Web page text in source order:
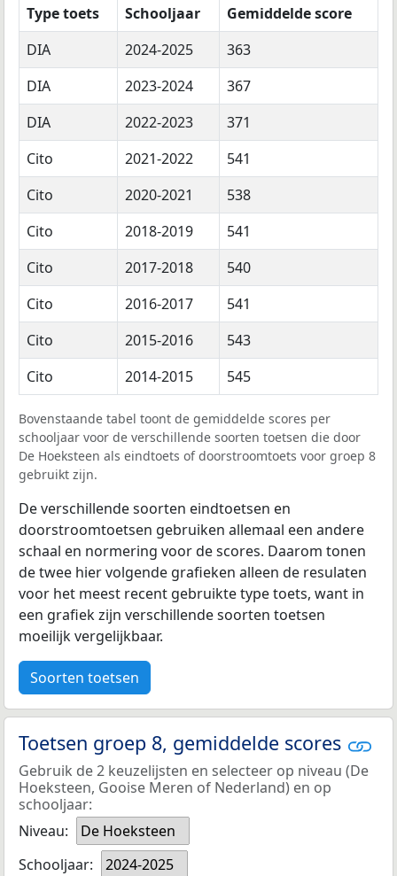
Type toets
Schooljaar
Gemiddelde score
DIA
2024-2025
363
DIA
2023-2024
367
DIA
2022-2023
371
Cito
2021-2022
541
Cito
2020-2021
538
Cito
2018-2019
541
Cito
2017-2018
540
Cito
2016-2017
541
Cito
2015-2016
543
Cito
2014-2015 545
Bovenstaande tabel toont de gemiddelde scores per
schooljaar voor de verschillende soorten toetsen die door
De Hoeksteen als eindtoets of doorstroomtoets voor groep 8
gebruikt zijn.
De verschillende soorten eindtoetsen en
doorstroomtoetsen gebruiken allemaal een andere
schaal en normering voor de scores. Daarom tonen
de twee hier volgende grafieken alleen de resulaten
voor het meest recent gebruikte type toets, want in
een grafiek zijn verschillende soorten toetsen
moeilijk vergelijkbaar.
Soorten toetsen
Toetsen groep 8, gemiddelde scores
Gebruik de 2 keuzelijsten en selecteer op niveau (De
Hoeksteen, Gooise Meren of Nederland) en op
schooljaar:
Niveau:
De Hoeksteen
Schooljaar:
2024-2025